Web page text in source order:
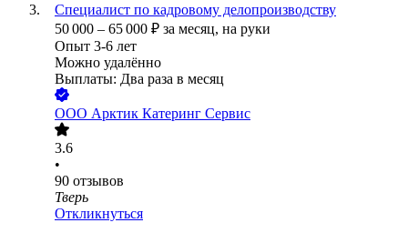
Специалист по кадровому делопроизводству
50 000 – 65 000 ₽ за месяц, на руки
Опыт 3-6 лет
Можно удалённо
Выплаты: Два раза в месяц
ООО Арктик Катеринг Сервис
3.6
•
90 отзывов
Тверь
Откликнуться